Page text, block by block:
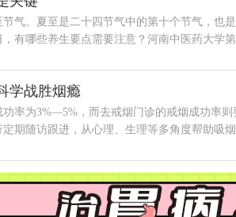
气。夏至是二十四节气中的第十个节气，也
有哪些养生要点需要注意？河南中医药大学
学战胜烟瘾
率为3%—5%，而去戒烟门诊的戒烟成功率
期随访跟进，从心理、生理等多角度帮助吸